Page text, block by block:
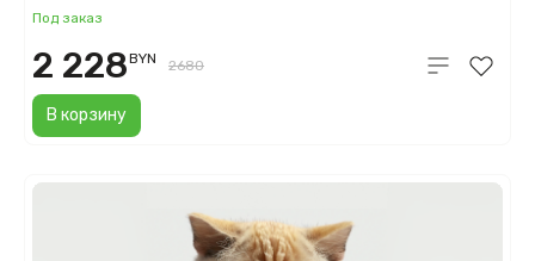
звезда (Starlight)
Под заказ
В корзину
2 228BYN 2680